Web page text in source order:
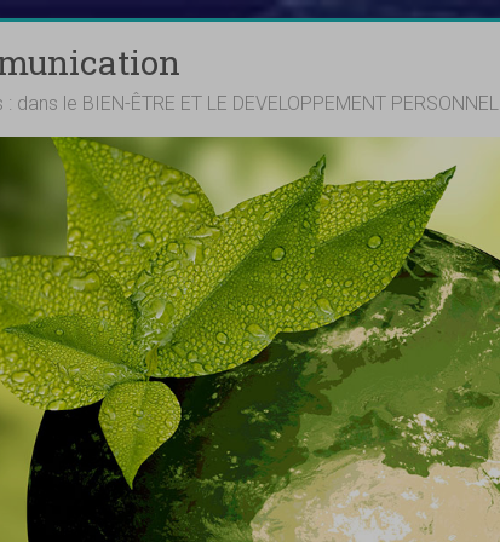
le BIEN-ÊTRE ET LE DEVELOPPEMENT PERSONNEL